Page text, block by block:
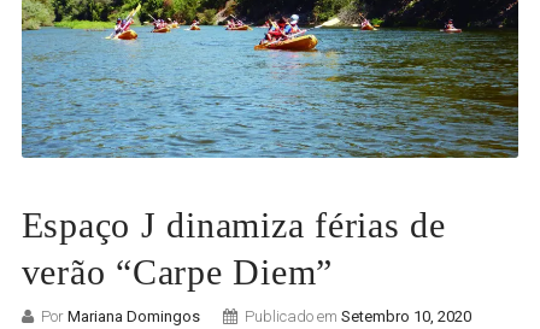
Espaço J dinamiza férias de
verão “Carpe Diem”
Por Mariana Domingos Publicado em Setembro 10, 2020